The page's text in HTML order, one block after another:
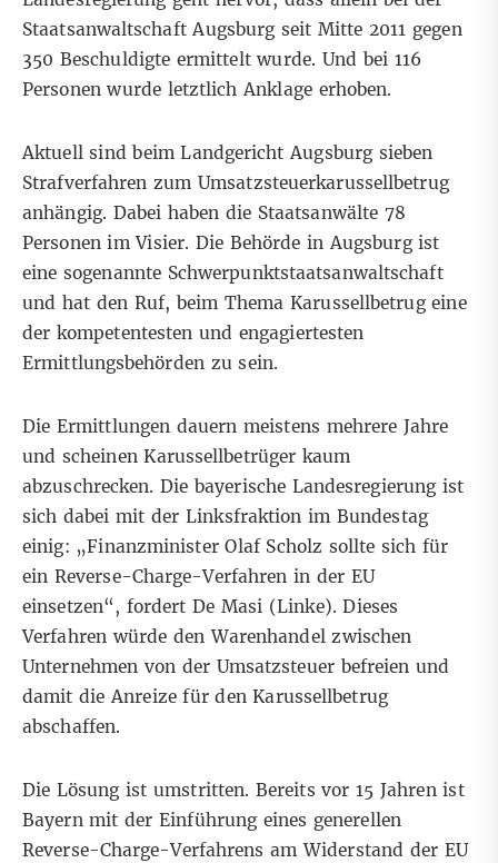
Staatsanwaltschaft Augsburg seit Mitte 2011 gegen
350 Beschuldigte ermittelt wurde. Und bei 116
Personen wurde letztlich Anklage erhoben.
Aktuell sind beim Landgericht Augsburg sieben
Strafverfahren zum Umsatzsteuerkarussellbetrug
anhängig. Dabei haben die Staatsanwälte 78
Personen im Visier. Die Behörde in Augsburg ist
eine sogenannte Schwerpunktstaatsanwaltschaft
und hat den Ruf, beim Thema Karussellbetrug eine
der kompetentesten und engagiertesten
Ermittlungsbehörden zu sein.
Die Ermittlungen dauern meistens mehrere Jahre
und scheinen Karussellbetrüger kaum
abzuschrecken. Die bayerische Landesregierung ist
sich dabei mit der Linksfraktion im Bundestag
einig: „Finanzminister Olaf Scholz sollte sich für
ein Reverse-Charge-Verfahren in der EU
einsetzen“, fordert De Masi (Linke). Dieses
Verfahren würde den Warenhandel zwischen
Unternehmen von der Umsatzsteuer befreien und
damit die Anreize für den Karussellbetrug
abschaffen.
Die Lösung ist umstritten. Bereits vor 15 Jahren ist
Bayern mit der Einführung eines generellen
Reverse-Charge-Verfahrens am Widerstand der EU